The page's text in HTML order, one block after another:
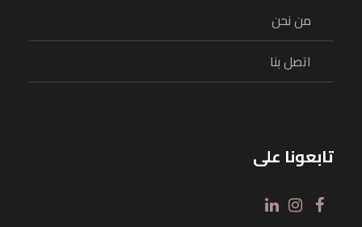
من نحن
اتصل بنا
تابعونا على